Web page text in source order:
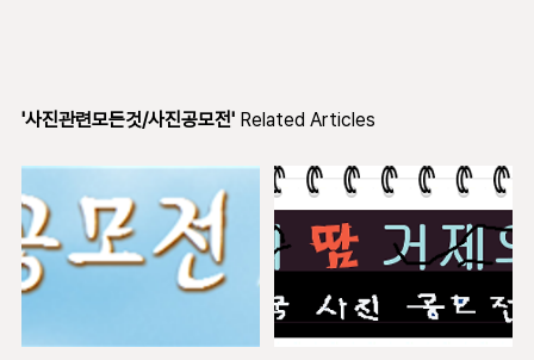
'사진관련모든것/사진공모전' Related Articles